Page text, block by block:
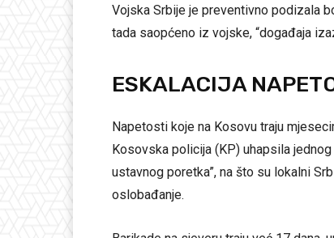
Vojska Srbije je preventivno podizala
tada saopćeno iz vojske, “događaja
ESKALACIJA
Napetosti koje na Kosovu traju
Kosovska policija (KP) uhapsila
ustavnog poretka”, na što su lokalni
oslobađanje.